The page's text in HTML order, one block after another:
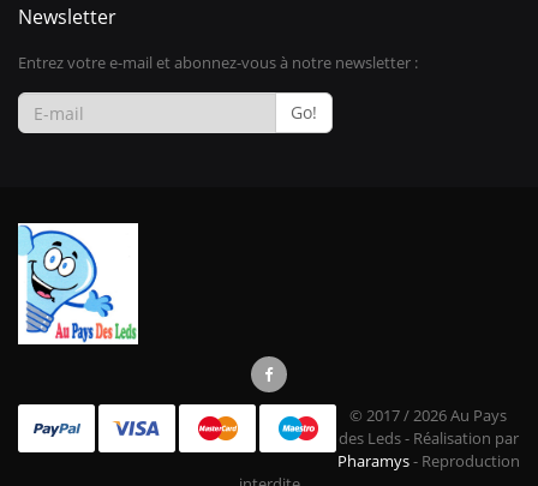
Newsletter
Entrez votre e-mail et abonnez-vous à notre newsletter :
Go!
© 2017 / 2026 Au Pays
des Leds - Réalisation par
Pharamys- Reproduction